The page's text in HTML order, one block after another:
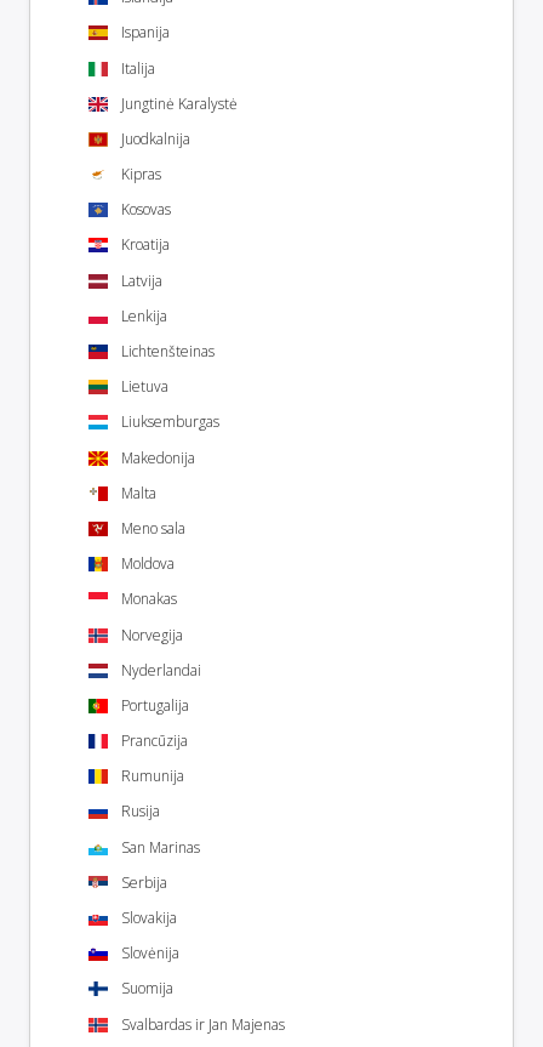
Ispanija
Italija
Jungtinė Karalystė
Juodkalnija
Kipras
Kosovas
Kroatija
Latvija
Lenkija
Lichtenšteinas
Lietuva
Liuksemburgas
Makedonija
Malta
Meno sala
Moldova
Monakas
Norvegija
Nyderlandai
Portugalija
Prancūzija
Rumunija
Rusija
San Marinas
Serbija
Slovakija
Slovėnija
Suomija
Svalbardas ir Jan Majenas